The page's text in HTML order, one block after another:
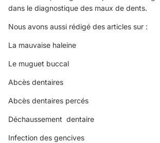
dans le diagnostique des maux de dents.
Nous avons aussi rédigé des articles sur :
La mauvaise haleine
Le muguet buccal
Abcès dentaires
Abcès dentaires percés
Déchaussement dentaire
Infection des gencives